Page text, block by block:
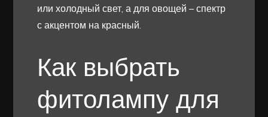
или холодный свет, а для овощей – спектр
с акцентом на красный.
Как выбрать
фитолампу для